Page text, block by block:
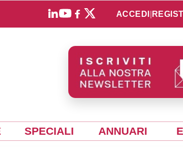
ACCEDI
SPECIALI ANNUARI